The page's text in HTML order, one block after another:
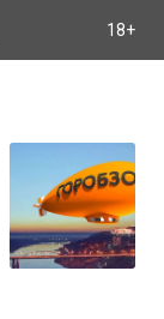
18+